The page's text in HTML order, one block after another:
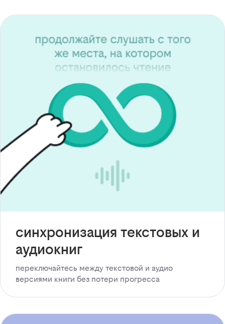
синхронизация текстовых и
аудиокниг
переключайтесь между текстовой и аудио
версиями книги без потери прогресса